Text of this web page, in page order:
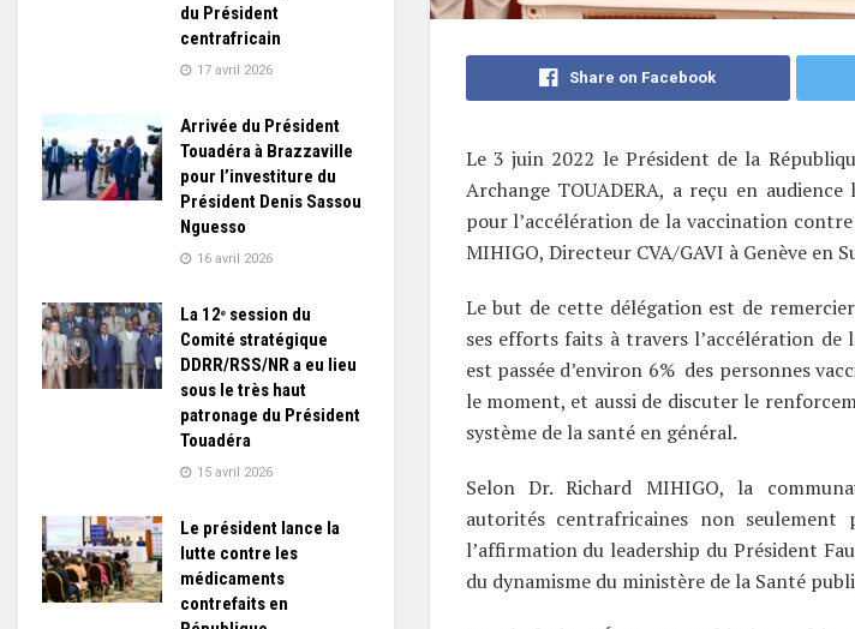
Share on Facebook
Le 3 juin 2022 le Président de la
Archange TOUADERA, a reçu en
pour l’accélération de la vaccination
MIHIGO, Directeur CVA/GAVI à Genève en
Le but de cette délégation est de
ses efforts faits à travers l’accélération
est passée d’environ 6% des personnes
le moment, et aussi de discuter le
système de la santé en général.
Selon Dr. Richard MIHIGO, la
autorités centrafricaines non
l’affirmation du leadership du Président
du dynamisme du ministère de la Santé
du Président
centrafricain
17 avril 2026
Arrivée du Président
Touadéra à Brazzaville
pour l’investiture du
Président Denis Sassou
Nguesso
16 avril 2026
La 12ᵉ session du
Comité stratégique
DDRR/RSS/NR a eu lieu
sous le très haut
patronage du Président
Touadéra
15 avril 2026
Le président lance la
lutte contre les
médicaments
contrefaits en